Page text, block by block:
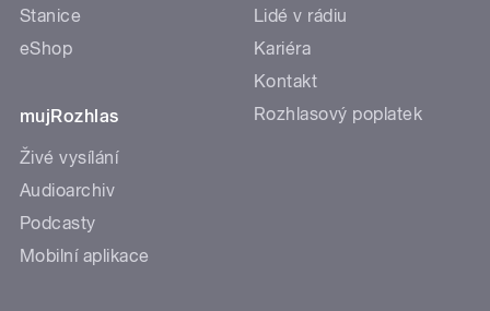
Stanice
eShop
mujRozhlas
Živé vysílání
Audioarchiv
Podcasty
Mobilní aplikace
Lidé v rádiu
Kariéra
Kontakt
Rozhlasový poplatek